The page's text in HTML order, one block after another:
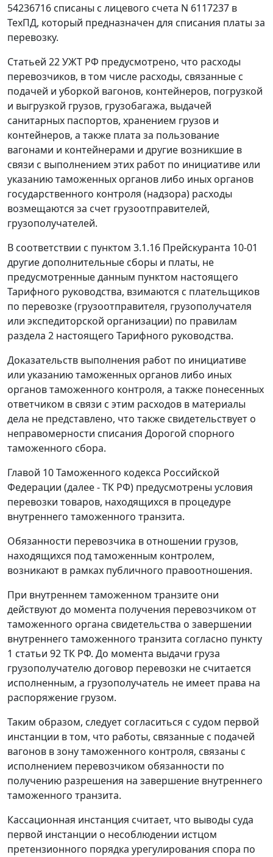
54236716 списаны с лицевого счета N 6117237 в
ТехПД, который предназначен для списания платы за
перевозку.
Статьей 22УЖТ РФ предусмотрено, что расходы
перевозчиков, в том числе расходы, связанные с
подачей и уборкой вагонов, контейнеров, погрузкой
и выгрузкой грузов, грузобагажа, выдачей
санитарных паспортов, хранением грузов и
контейнеров, а также плата за пользование
вагонами и контейнерами и другие возникшие в
связи с выполнением этих работ по инициативе или
указанию таможенных органов либо иных органов
государственного контроля (надзора) расходы
возмещаются за счет грузоотправителей,
грузополучателей.
В соответствии с пунктом 3.1.16 Прейскуранта 10-01
другие дополнительные сборы и платы, не
предусмотренные данным пунктом настоящего
Тарифного руководства, взимаются с плательщиков
по перевозке (грузоотправителя, грузополучателя
или экспедиторской организации) по правилам
раздела 2 настоящего Тарифного руководства.
Доказательств выполнения работ по инициативе
или указанию таможенных органов либо иных
органов таможенного контроля, а также понесенных
ответчиком в связи с этим расходов в материалы
дела не представлено, что также свидетельствует о
неправомерности списания Дорогой спорного
таможенного сбора.
Главой 10Таможенного кодекса Российской
Федерации (далее - ТК РФ) предусмотрены условия
перевозки товаров, находящихся в процедуре
внутреннего таможенного транзита.
Обязанности перевозчика в отношении грузов,
находящихся под таможенным контролем,
возникают в рамках публичного правоотношения.
При внутреннем таможенном транзите они
действуют до момента получения перевозчиком от
таможенного органа свидетельства о завершении
внутреннего таможенного транзита согласно пункту
1 статьи 92ТК РФ. До момента выдачи груза
грузополучателю договор перевозки не считается
исполненным, а грузополучатель не имеет права на
распоряжение грузом.
Таким образом, следует согласиться с судом первой
инстанции в том, что работы, связанные с подачей
вагонов в зону таможенного контроля, связаны с
исполнением перевозчиком обязанности по
получению разрешения на завершение внутреннего
таможенного транзита.
Кассационная инстанция считает, что выводы суда
первой инстанции о несоблюдении истцом
претензионного порядка урегулирования спора по